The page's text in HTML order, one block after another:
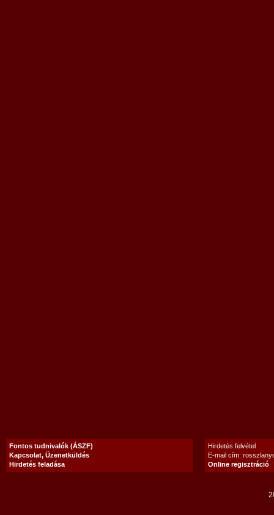
Fontos tudnivalók (ÁSZF)
Kapcsolat, Üzenetküldés
Hirdetés feladása
Hirdetés felvétel
E-mail cím:
Online regisztráció